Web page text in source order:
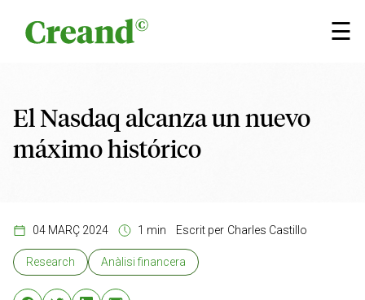
☰
×
El Nasdaq alcanza un nuevo
máximo histórico
04 MARÇ 2024 1 min Escrit per Charles Castillo
Research Anàlisi financera